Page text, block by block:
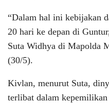
“Dalam hal ini kebijakan
20 hari ke depan di
Suta Widhya di Mapolda
(30/5).
Kivlan, menurut Suta,
terlibat dalam